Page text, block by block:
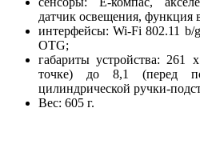
датчик освещения, функция
интерфейсы: Wi-Fi 802.11 b/
OTG;
габариты устройства:
точке) до 8,1 (перед
цилиндрической ручки-
Вес: 605 г.